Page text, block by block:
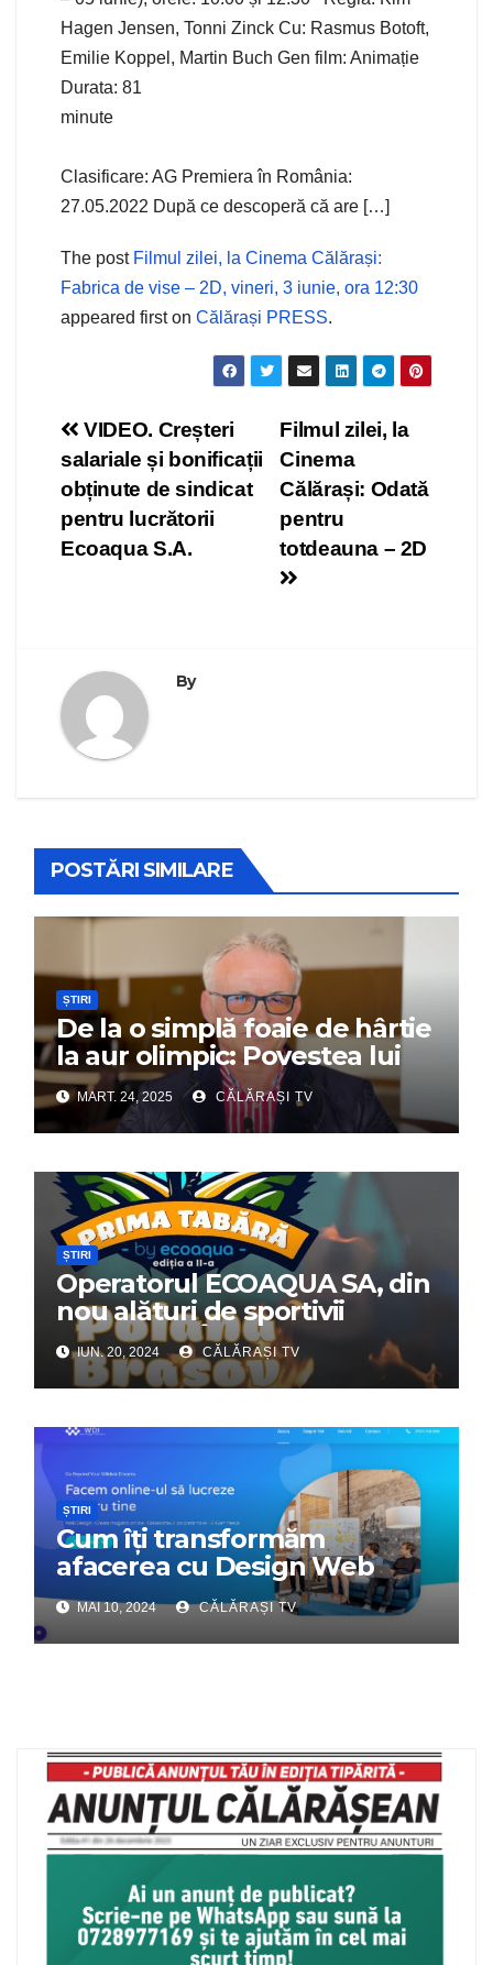
Hagen Jensen, Tonni Zinck Cu: Rasmus Botoft,
Emilie Koppel, Martin Buch Gen film: Animație
Durata: 81
minute
Clasificare: AG Premiera în România:
27.05.2022 După ce descoperă că are […]
The post Filmul zilei, la Cinema Călărași:
Fabrica de vise – 2D, vineri, 3 iunie, ora 12:30
appeared first on Călărași PRESS.
Navigare
în
articole
Filmul zilei, la
Cinema
Călărași: Odată
pentru
totdeauna – 2D
VIDEO. Creșteri
salariale și bonificații
obținute de sindicat
pentru lucrătorii
Ecoaqua S.A.
By
POSTĂRI SIMILARE
ȘTIRI
De la o simplă foaie de hârtie
la aur olimpic: Povestea lui
Dumitru Chirilă
MART. 24, 2025 CĂLĂRAȘI TV
ȘTIRI
Operatorul ECOAQUA SA, din
nou alături de sportivii
călărășeni. Începe „Prima
Tabără”!
IUN. 20, 2024 CĂLĂRAȘI TV
ȘTIRI
Cum îți transformăm
afacerea cu Design Web
Interactiv – Partenerul tău
digital de încredere
MAI 10, 2024 CĂLĂRAȘI TV